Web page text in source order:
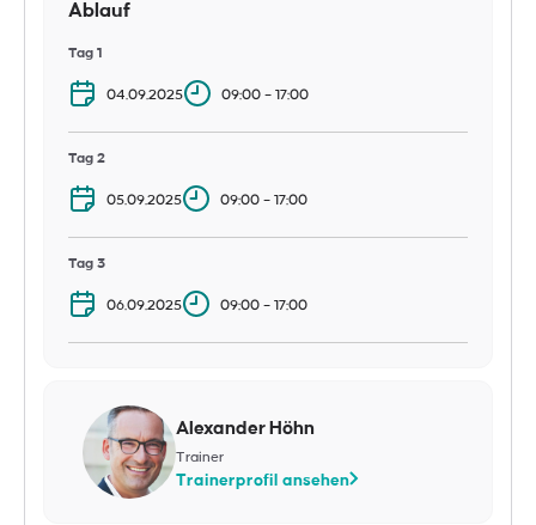
Ablauf
Tag 1
04.09.2025 09:00 – 17:00
Tag 2
05.09.2025 09:00 – 17:00
Tag 3
06.09.2025 09:00 – 17:00
Alexander Höhn
Trainer
Trainerprofil ansehen